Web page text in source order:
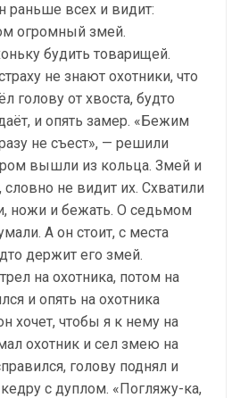
раньше всех и видит:
огром­ный змей.
будить товарищей.
не знают охотники, что
голову от хвоста, будто
и опять замер. «Бежим
не съест», — решили
вышли из кольца. Змей и
не видит их. Схватили
ножи и бе­жать. О седьмом
А он стоит, с места
держит его змей.
на охотника, потом на
и опять на охотника
хочет, чтобы я к нему на
охотник и сел змею на
го­лову поднял и
с дуплом. «Погляжу-ка,